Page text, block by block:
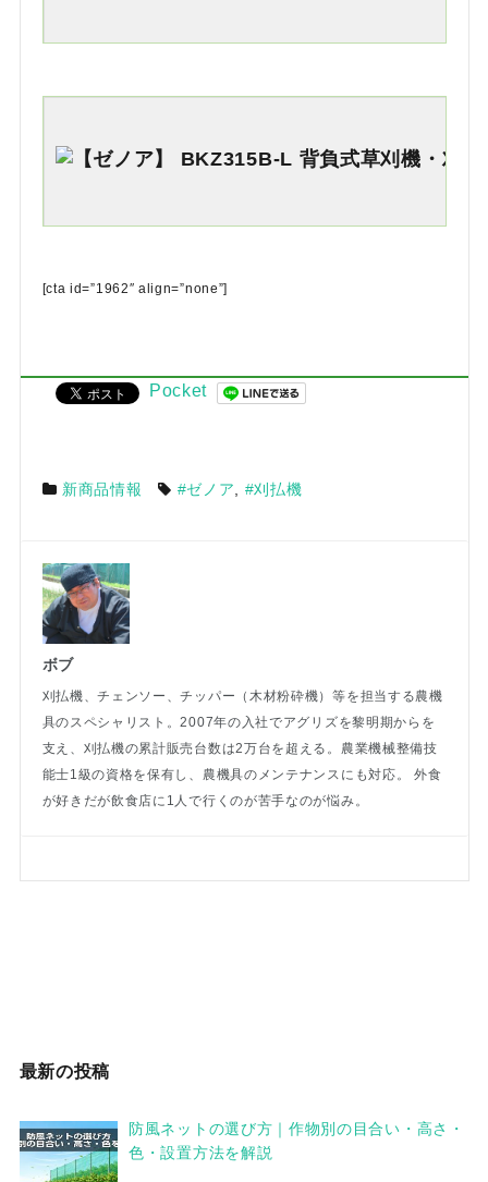
[cta id=”1962″ align=”none”]
Pocket
新商品情報 #ゼノア #刈払機
ボブ
刈払機、チェンソー、チッパー（木材粉砕機）等を担当する農機
具のスペシャリスト。2007年の入社でアグリズを黎明期からを
支え、刈払機の累計販売台数は2万台を超える。農業機械整備技
能士1級の資格を保有し、農機具のメンテナンスにも対応。 外食
が好きだが飲食店に1人で行くのが苦手なのが悩み。
最新の投稿
防風ネットの選び方｜作物別の目合い・高さ・
色・設置方法を解説